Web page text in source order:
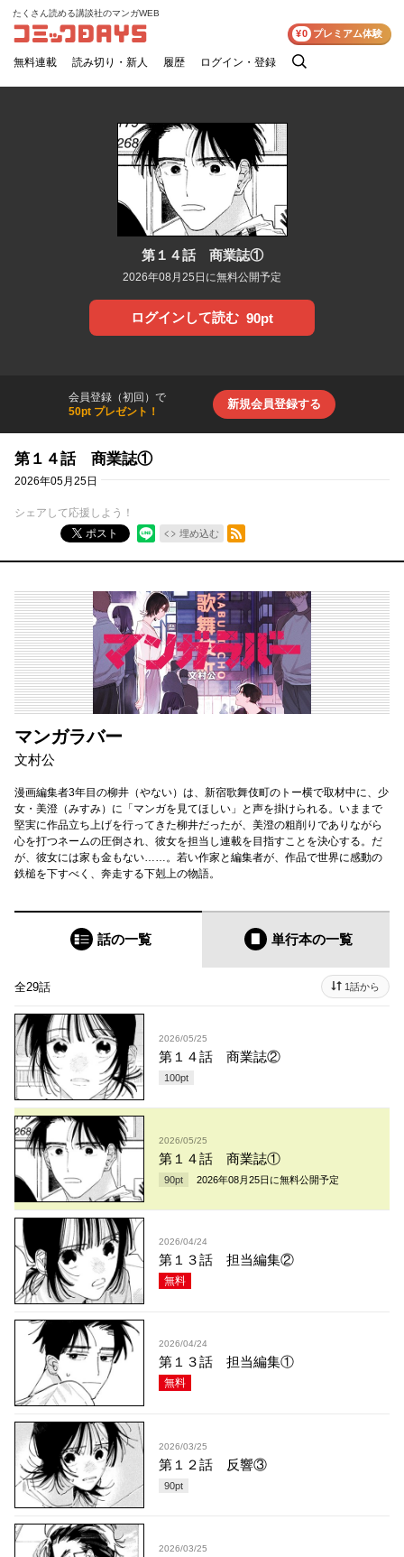
コミックDAYS
たくさん読める講談社のマンガWEB
無料連載 読み切り・新人 履歴 ログイン・登録
検
¥0 プレミアム体験
第１４話 商業誌①
2026年08月25日に無料公開予定
ログインして読む 90pt
会員登録（初回）で
50pt プレゼント！
新規会員登録する
第１４話 商業誌①
2026年05月25日
シェアして応援しよう！
ポスト
埋め込む
RSSフィード
マンガラバー
文村公
漫画編集者3年目の柳井（やない）は、新宿歌舞伎町のトー横で取材中に、少
女・美澄（みすみ）に「マンガを見てほしい」と声を掛けられる。いままで
堅実に作品立ち上げを行ってきた柳井だったが、美澄の粗削りでありながら
心を打つネームの圧倒され、彼女を担当し連載を目指すことを決心する。だ
が、彼女には家も金もない……。若い作家と編集者が、作品で世界に感動の
鉄槌を下すべく、奔走する下剋上の物語。
話の一覧 単行本の一覧
全29話 1話から
2026/05/25
第１４話 商業誌②
100pt
2026/05/25
第１４話 商業誌①
90pt 2026年08月25日 に無料公開予定
2026/04/24
第１３話 担当編集②
無料
2026/04/24
第１３話 担当編集①
無料
2026/03/25
第１２話 反響③
90pt
2026/03/25